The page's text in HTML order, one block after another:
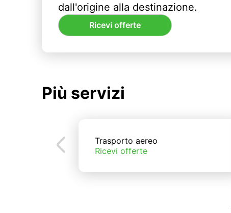
dall'origine alla destinazione.
Ricevi offerte
Più servizi
Trasporto aereo
Ricevi offerte